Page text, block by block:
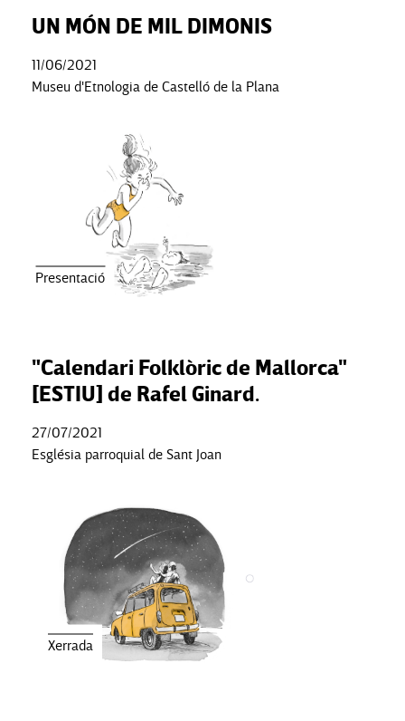
UN MÓN DE MIL DIMONIS
11/06/2021
Museu d'Etnologia de Castelló de la Plana
Presentació
"Calendari Folklòric de Mallorca"
[ESTIU] de Rafel Ginard.
27/07/2021
Església parroquial de Sant Joan
Xerrada